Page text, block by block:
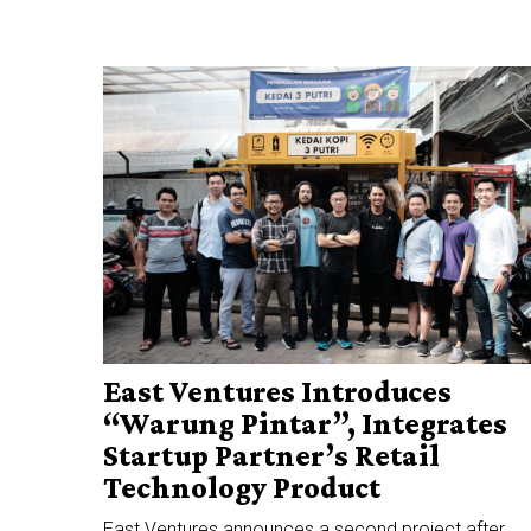
East Ventures Introduces
“Warung Pintar”, Integrates
Startup Partner’s Retail
Technology Product